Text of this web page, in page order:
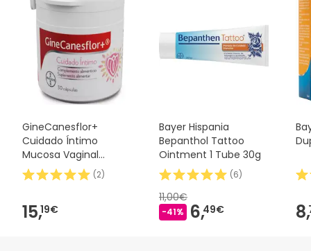
GineCanesflor+
Cuidado Íntimo
Mucosa Vaginal
Equilíbrio Íntimo 30
Cápsulas
(2)
15,19€
Bayer Hispania
Bepanthol Tattoo
Ointment 1 Tube 30g
(6)
11,00€
-41% 6,49€ 8,